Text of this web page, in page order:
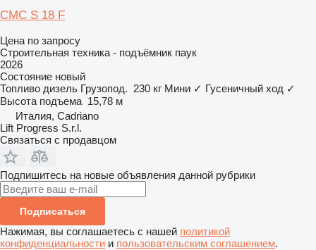
CMC S 18 F
Цена по запросу
Строительная техника - подъёмник паук
2026
Состояние новый
Топливо дизель Грузопод. 230 кг Мини ✓ Гусеничный ход ✓
Высота подъема 15,78 м
Италия, Cadriano
Lift Progress S.r.l.
Связаться с продавцом
Подпишитесь на новые объявления данной рубрики
Подписаться
Нажимая, вы соглашаетесь с нашей политикой
конфиденциальности и пользовательским соглашением.